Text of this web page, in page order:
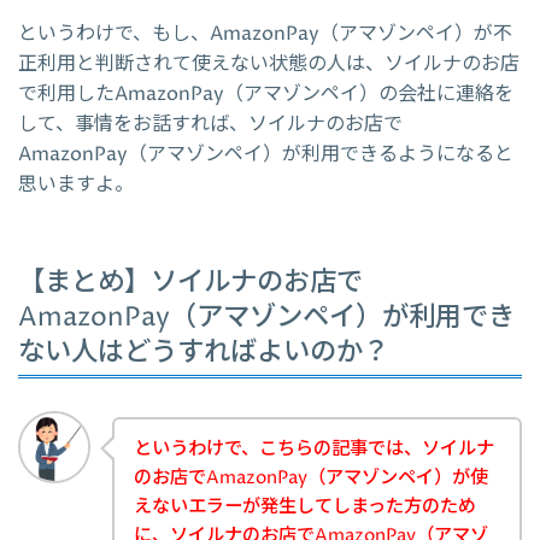
というわけで、もし、AmazonPay（アマゾンペイ）が不
正利用と判断されて使えない状態の人は、ソイルナのお店
で利用したAmazonPay（アマゾンペイ）の会社に連絡を
して、事情をお話すれば、ソイルナのお店で
AmazonPay（アマゾンペイ）が利用できるようになると
思いますよ。
【まとめ】ソイルナのお店で
AmazonPay（アマゾンペイ）が利用でき
ない人はどうすればよいのか？
というわけで、こちらの記事では、ソイルナ
のお店でAmazonPay（アマゾンペイ）が使
えないエラーが発生してしまった方のため